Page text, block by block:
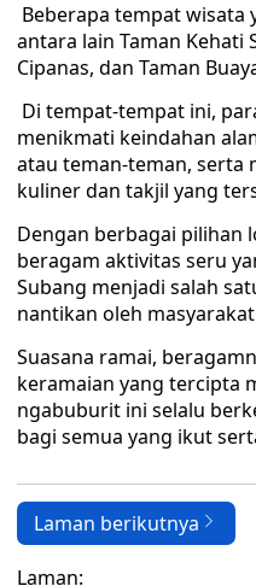
Beberapa tempat wisata
antara lain Taman Kehati
Cipanas, dan Taman
Di tempat-tempat ini,
menikmati keindahan
atau teman-teman, serta
kuliner dan takjil yang
Dengan berbagai pilihan
beragam aktivitas seru
Subang menjadi salah
nantikan oleh
Suasana ramai,
keramaian yang tercipta
ngabuburit ini selalu
bagi semua yang ikut
Laman berikutnya
Laman: